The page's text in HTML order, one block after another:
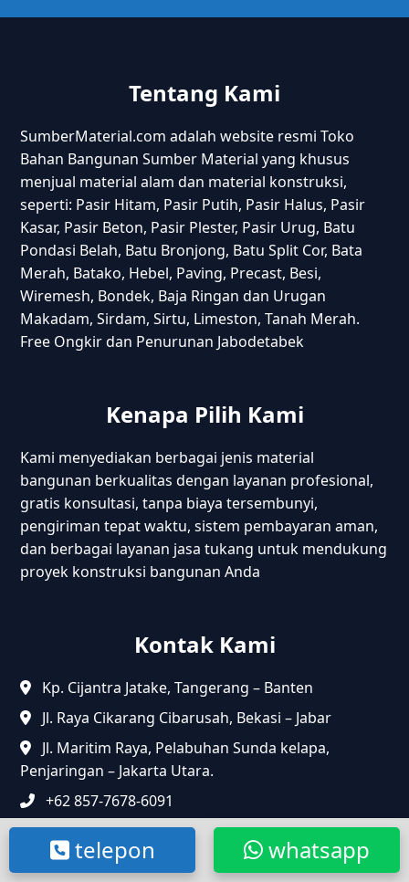
Tentang Kami
SumberMaterial.com adalah website resmi Toko
Bahan Bangunan Sumber Material yang khusus
menjual material alam dan material konstruksi,
seperti: Pasir Hitam, Pasir Putih, Pasir Halus, Pasir
Kasar, Pasir Beton, Pasir Plester, Pasir Urug, Batu
Pondasi Belah, Batu Bronjong, Batu Split Cor, Bata
Merah, Batako, Hebel, Paving, Precast, Besi,
Wiremesh, Bondek, Baja Ringan dan Urugan
Makadam, Sirdam, Sirtu, Limeston, Tanah Merah.
Free Ongkir dan Penurunan Jabodetabek
Kenapa Pilih Kami
Kami menyediakan berbagai jenis material
bangunan berkualitas dengan layanan profesional,
gratis konsultasi, tanpa biaya tersembunyi,
pengiriman tepat waktu, sistem pembayaran aman,
dan berbagai layanan jasa tukang untuk mendukung
proyek konstruksi bangunan Anda
Kontak Kami
Kp. Cijantra Jatake, Tangerang – Banten
Jl. Raya Cikarang Cibarusah, Bekasi – Jabar
Jl. Maritim Raya, Pelabuhan Sunda kelapa,
Penjaringan – Jakarta Utara.
+62 857-7678-6091
cssumbermaterial@gmail.com
whatsapp
telepon